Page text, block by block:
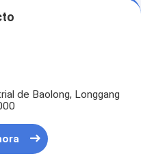
de Baolong, Longgang